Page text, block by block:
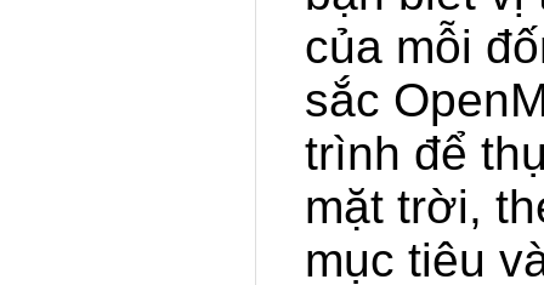
của mỗi
sắc
trình để
mặt trời,
mục tiêu